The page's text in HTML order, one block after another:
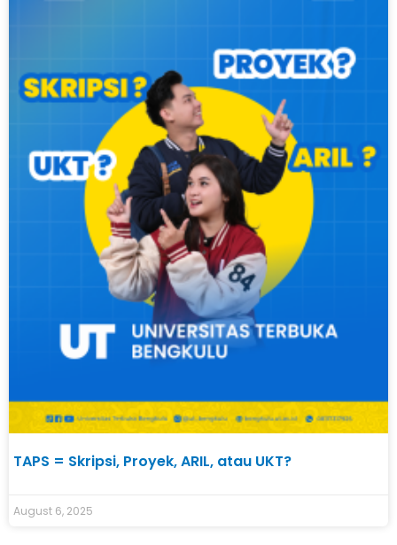
TAPS = Skripsi, Proyek, ARIL, atau UKT?
August 6, 2025